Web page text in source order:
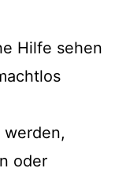
Hilfe sehen
werden,
oder